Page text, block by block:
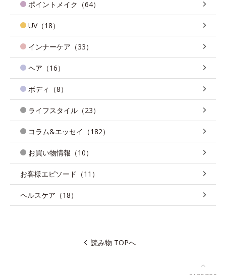
ポイントメイク（64）
UV（18）
インナーケア（33）
ヘア（16）
ボディ（8）
ライフスタイル（23）
コラム&エッセイ（182）
お買い物情報（10）
お客様エピソード（11）
ヘルスケア（18）
読み物 TOPへ